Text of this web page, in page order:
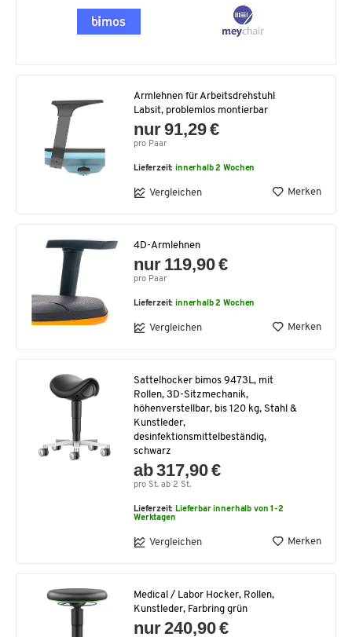
Armlehnen für Arbeitsdrehstuhl
Labsit, problemlos montierbar
nur 91,29 €
pro Paar
Lieferzeit:innerhalb 2 Wochen
Vergleichen Merken
4D-Armlehnen
nur 119,90 €
pro Paar
Lieferzeit:innerhalb 2 Wochen
Vergleichen Merken
Sattelhocker bimos 9473L, mit
Rollen, 3D-Sitzmechanik,
höhenverstellbar, bis 120 kg, Stahl &
Kunstleder,
desinfektionsmittelbeständig,
schwarz
ab 317,90 €
pro St. ab 2 St.
Lieferzeit:Lieferbar innerhalb von 1-2
Werktagen
Vergleichen Merken
Medical / Labor Hocker, Rollen,
Kunstleder, Farbring grün
nur 240,90 €